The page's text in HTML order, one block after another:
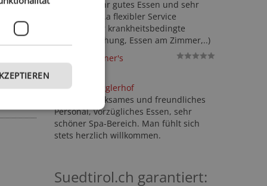
Sie die
Details
Ausblick, sehr gutes Essen und sehr
netter und v.a flexibler Service
(kurzfristiger krankheitsbedingte
Reiseumbuchung, Essen am Zimmer,..)
Baumgartner's
Hotel Torgglerhof
Sehr aufmerksames und freundliches
Personal, vorzügliches Essen, sehr
schöner Spa-Bereich. Man fühlt sich
stets herzlich willkommen.
Suedtirol.ch garantiert: